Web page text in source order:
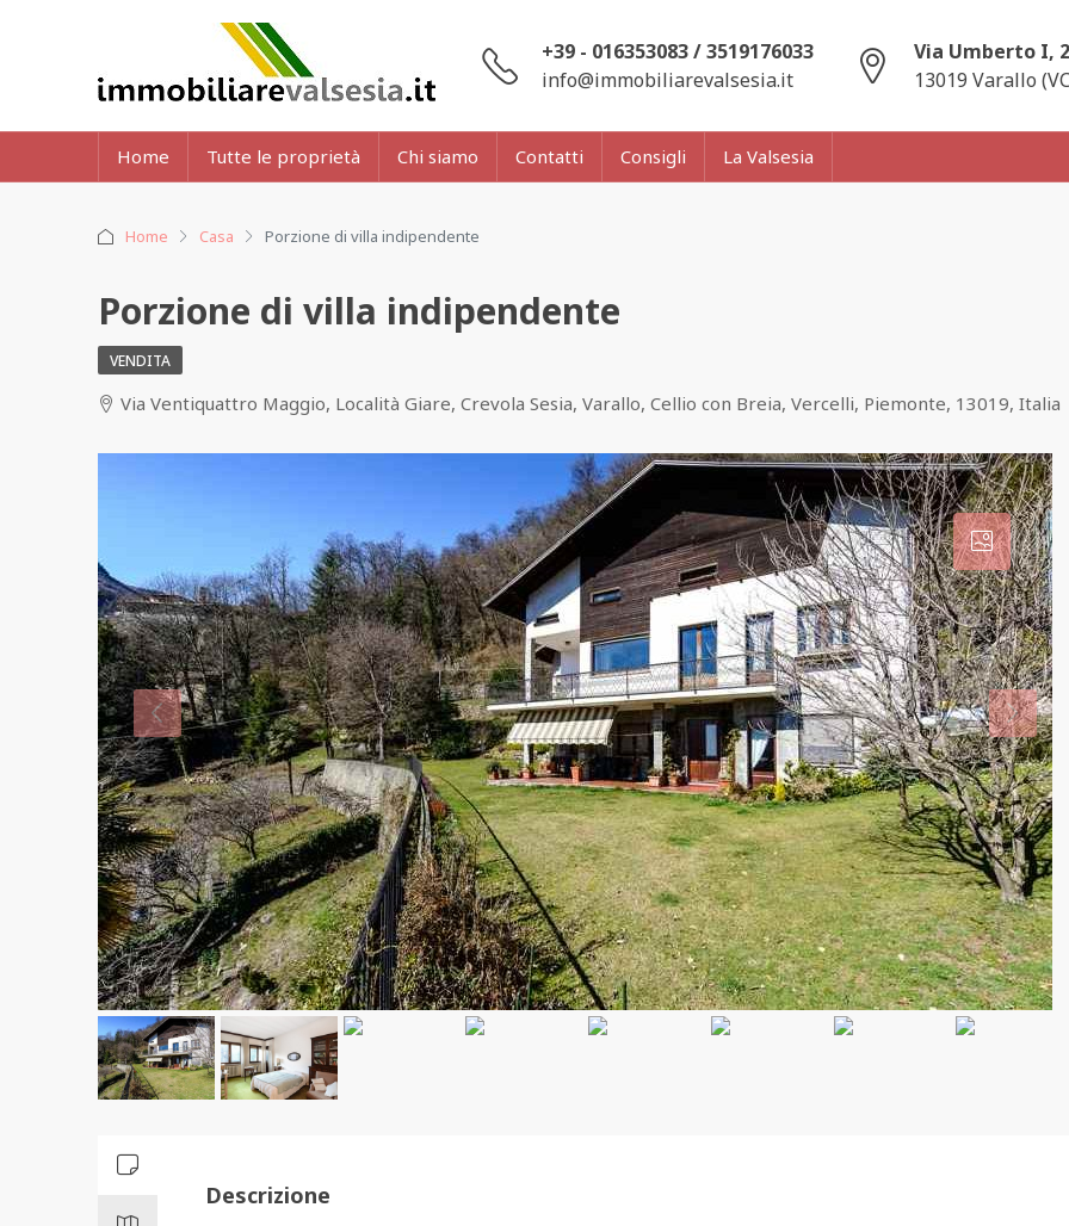
+39 - 016353083 / 3519176033
info@immobiliarevalsesia.it
Via Umberto I,
13019 Varallo
Home Tutte le proprietà Chi siamo Contatti Consigli La Valsesia
Home Casa Porzione di villa indipendente
Porzione di villa indipendente
VENDITA
Via Ventiquattro Maggio, Località Giare, Crevola Sesia, Varallo, Cellio con Breia, Vercelli, Piemonte, 13019, Italia
Descrizione